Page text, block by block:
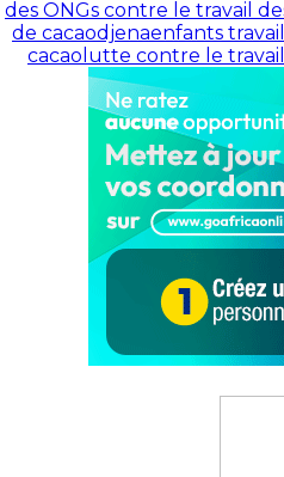
des ONGs contre le travail
de cacaodjenaenfants
cacao lutte contre le